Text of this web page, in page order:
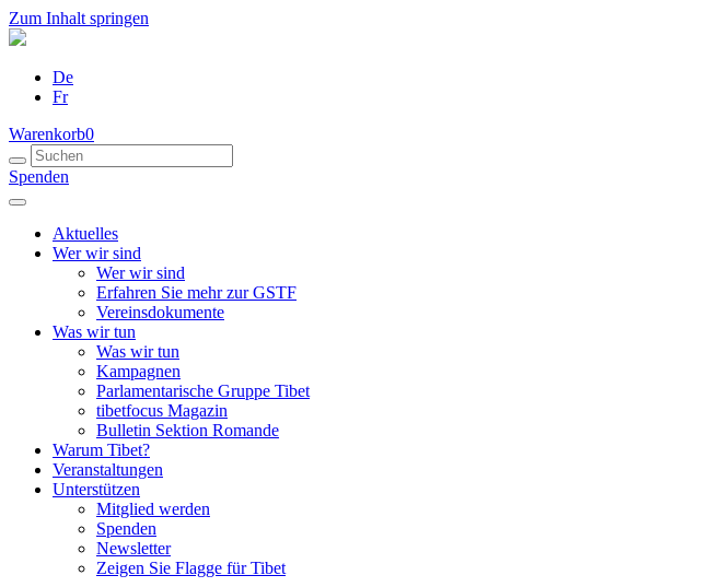
Zum Inhalt springen
De
Fr
Warenkorb0
Spenden
Aktuelles
Wer wir sind
Wer wir sind
Erfahren Sie mehr zur GSTF
Vereinsdokumente
Was wir tun
Was wir tun
Kampagnen
Parlamentarische Gruppe Tibet
tibetfocus Magazin
Bulletin Sektion Romande
Warum Tibet?
Veranstaltungen
Unterstützen
Mitglied werden
Spenden
Newsletter
Zeigen Sie Flagge für Tibet